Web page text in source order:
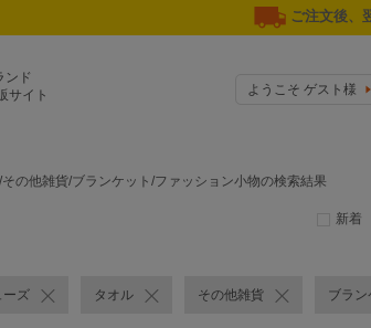
ご注文後、
ンド
サイト
ようこそ ゲスト様
の他雑貨/ブランケット/ファッション小物の検索結果
新着
ーズ タオル その他雑貨 ブラン